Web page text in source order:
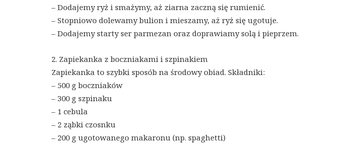
– Dodajemy ryż i smażymy, aż ziarna zaczną się rumienić.
– Stopniowo dolewamy bulion i mieszamy, aż ryż się ugotuje.
– Dodajemy starty ser parmezan oraz doprawiamy solą i pieprzem.
2. Zapiekanka z boczniakami i szpinakiem
Zapiekanka to szybki sposób na środowy obiad. Składniki:
– 500 g boczniaków
– 300 g szpinaku
– 1 cebula
– 2 ząbki czosnku
– 200 g ugotowanego makaronu (np. spaghetti)